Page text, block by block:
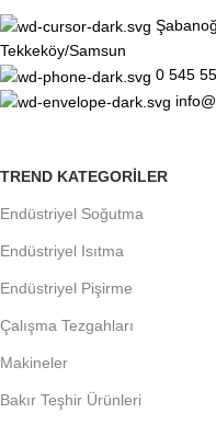
Tekkeköy/Samsun
0 545
TREND KATEGORILER
Endüstriyel Soğutma
Endüstriyel Isıtma
Endüstriyel Pişirme
Çalışma Tezgahları
Makineler
Bakır Teşhir Ürünleri